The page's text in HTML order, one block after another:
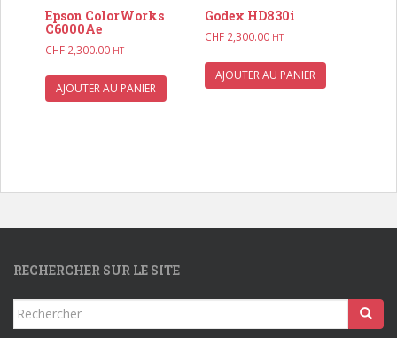
Epson ColorWorks
C6000Ae
CHF 2,300.00 HT
AJOUTER AU PANIER
Godex HD830i
CHF2,300.00 HT
AJOUTER AU PANIER
RECHERCHER SUR LE SITE
Rechercher...